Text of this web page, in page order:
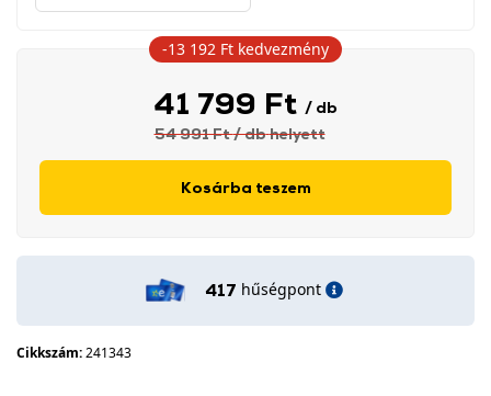
41 799 Ft / db
54 991 Ft/ dbhelyett
Kosárba teszem
-13 192 Ft kedvezmény
417 hűségpont
Cikkszám:241343